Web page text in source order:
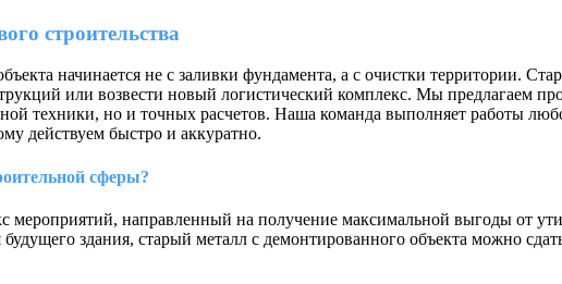
строительства
начинается не с заливки фундамента, а с очистки территории.
или возвести новый логистический комплекс. Мы предлагаем
техники, но и точных расчетов. Наша команда выполняет работы
действуем быстро и аккуратно.
сферы?
направленный на получение максимальной выгоды от
здания, старый металл с демонтированного объекта можно